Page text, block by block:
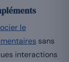
le
sans
interactions